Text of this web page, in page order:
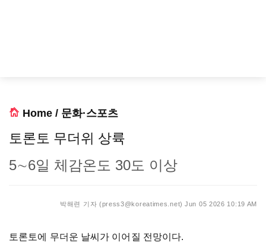
Home / 문화·스포츠
토론토 무더위 상륙
5∼6일 체감온도 30도 이상
박해련 기자 (press3@koreatimes.net) Jun 05 2026 10:19 AM
토론토에 무더운 날씨가 이어질 전망이다.